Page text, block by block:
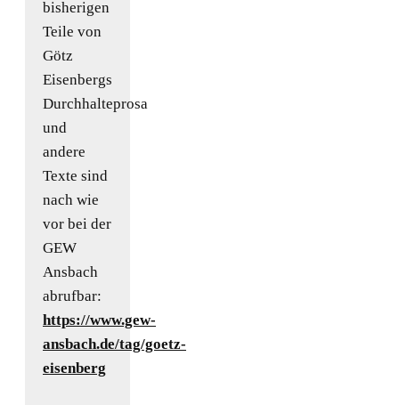
bisherigen
Teile von
Götz
Eisenbergs
Durchhalteprosa
und
andere
Texte sind
nach wie
vor bei der
GEW
Ansbach
abrufbar:
https://www.gew-
ansbach.de/tag/goetz-
eisenberg